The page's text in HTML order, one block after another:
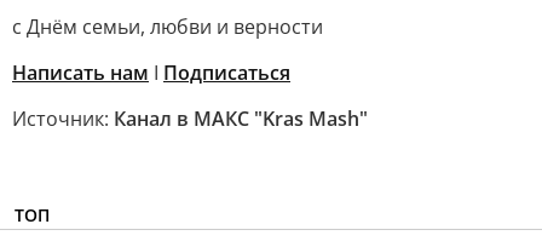
с Днём семьи, любви и верности
Написать нам I Подписаться
Источник: Канал в МАКС "Kras Mash"
ТОП